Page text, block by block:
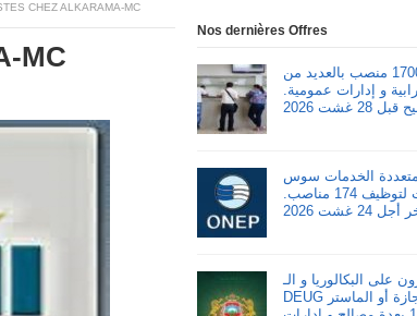
CHEZ ALKARAMA-MC
MC
Nos dernières Offres
مباريات لتوظيف 1700 منصب بالعديد من
و إدارات عمومية.
28 غشت 2026
متعددة الخدمات سوس
ماسة : مباريات لتوظيف 174 مناصب.
أجل 24 غشت 2026
على البكالوريا و الـ
DEUG و الدبلوم و الإجازة أو الماستر